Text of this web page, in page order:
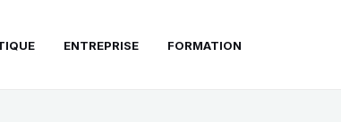
ENTREPRISE FORMATION